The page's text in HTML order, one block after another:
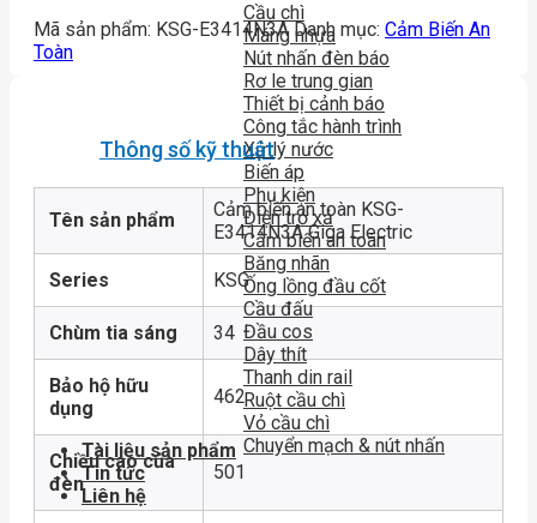
Cầu chì
Máng nhựa
Nút nhấn đèn báo
Rơ le trung gian
Thiết bị cảnh báo
Công tắc hành trình
Xử lý nước
Biến áp
Phụ kiện
Điện trở xả
Cảm biến an toàn
Băng nhãn
Ống lồng đầu cốt
Cầu đấu
Đầu cos
Dây thít
Thanh din rail
Ruột cầu chì
Vỏ cầu chì
Chuyển mạch & nút nhấn
Tài liệu sản phẩm
Tin tức
Liên hệ
Mã sản phẩm: KSG-E3414N3A Danh mục: Cảm Biến An
Toàn
Thông số kỹ thuật
Tên sản phẩm
Cảm biến an toàn KSG-
E3414N3A Giga Electric
Series KSG
Chùm tia sáng 34
Bảo hộ hữu
dụng
462
Chiều cao của
đèn
501